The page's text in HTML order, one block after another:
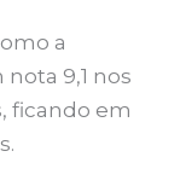
a
9,1 nos
ficando em